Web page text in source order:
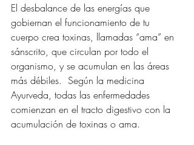
El desbalance de las energías que
gobiernan el funcionamiento de tu
cuerpo crea toxinas, llamadas “ama” en
sánscrito, que circulan por todo el
organismo, y se acumulan en las áreas
más débiles.  Según la medicina
Ayurveda, todas las enfermedades
comienzan en el tracto digestivo con la
acumulación de toxinas o ama.